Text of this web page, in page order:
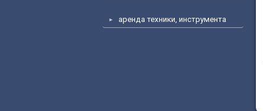
аренда техники, инструмента